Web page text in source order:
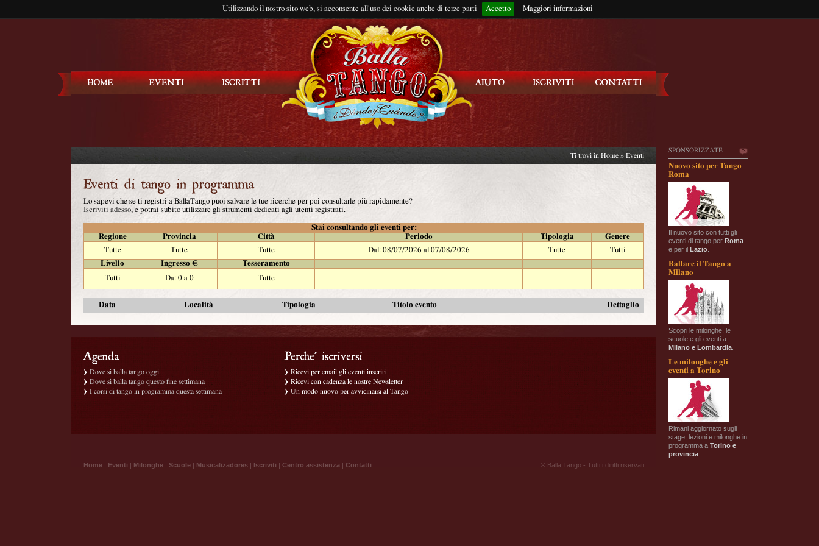
Utilizzando il nostro sito web, si acconsente all'uso dei cookie anche di terze parti Accetto Maggiori informazioni
Rimani connesso?
SPONSORIZZATE
Nuovo sito per Tango
Roma
Il nuovo sito con tutti gli
eventi di tango per Roma
e per il Lazio
Ballare il Tango a
Milano
Scopri le milonghe, le
scuole e gli eventi a
Milano e Lombardia
Le milonghe e gli
eventi a Torino
Rimani aggiornato sugli
stage, lezioni e milonghe in
programma a Torino e
provincia
Ti trovi in Home » Eventi
Lo sapevi che se ti registri a BallaTango puoi salvare le tue ricerche per poi consultarle più rapidamente?
Iscriviti adesso, e potrai subito utilizzare gli strumenti dedicati agli utenti registrati.
Stai consultando gli eventi per:
Regione
Provincia Città Periodo Tipologia
Genere
Tutte
Tutte Tutte Dal: 08/07/2026 al 07/08/2026 Tutte
Tutti
Livello
Ingresso €
Tesseramento
Tutti
Da: 0 a 0 Tutte
Data Località Tipologia Titolo evento Dettaglio
Dove si balla tango oggi
Dove si balla tango questo fine settimana
I corsi di tango in programma questa settimana
Ricevi per email gli eventi inseriti
Ricevi con cadenza le nostre Newsletter
Un modo nuovo per avvicinarsi al Tango
Home | Eventi | Milonghe | Scuole | Musicalizadores | Iscriviti | Centro assistenza | Contatti ® Balla Tango - Tutti i diritti riservati